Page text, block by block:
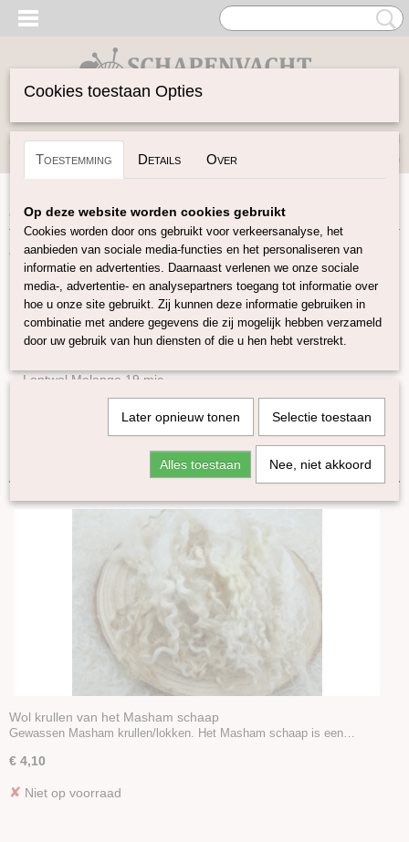
Inloggen Registreren
(0)
Home>Vilten>Vlokken & Krullen
Vilten
Naturel Lontwol
Lontwol gekleurd 14,5 mic
Lontwol Melange 19 mic
Lontwol 19 mic/zijde melange
Lontwol Gekleurd 27/23 mic
Lontwol Corriedale gekleurd
Lontwol Shetland gekleurd
Melange Blue Faced Leicester lontwol
Plantaardige vezels
Kunststof vezels
Vulling
Naaldvilt-pakketten
Sorteer op:
Wol krullen van het Masham schaap
Gewassen Masham krullen/lokken. Het Masham schaap is een…
€ 4,10
✘ Niet op voorraad
Cookies toestaan Opties
Toestemming Details Over
Op deze website worden cookies gebruikt
Cookies worden door ons gebruikt voor verkeersanalyse, het
aanbieden van sociale media-functies en het personaliseren van
informatie en advertenties. Daarnaast verlenen we onze sociale
media-, advertentie- en analysepartners toegang tot informatie over
hoe u onze site gebruikt. Zij kunnen deze informatie gebruiken in
combinatie met andere gegevens die zij mogelijk hebben verzameld
door uw gebruik van hun diensten of die u hen hebt verstrekt.
Later opnieuw tonen Selectie toestaan
Alles toestaan Nee, niet akkoord